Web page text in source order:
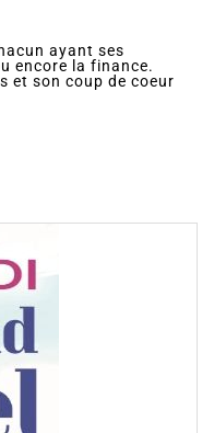
ayant ses
encore la finance.
et son coup de coeur